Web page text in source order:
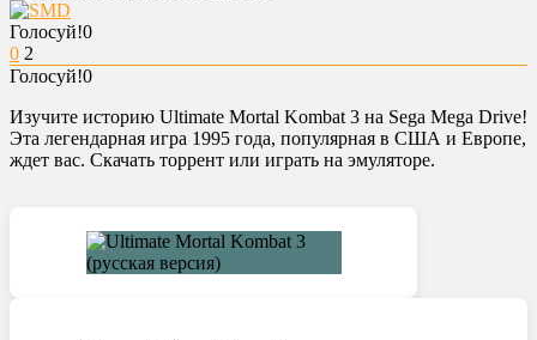
Голосуй!0
0 2
Голосуй!0
Изучите историю Ultimate Mortal Kombat 3 на Sega Mega Drive!
Эта легендарная игра 1995 года, популярная в США и Европе,
ждет вас. Скачать торрент или играть на эмуляторе.